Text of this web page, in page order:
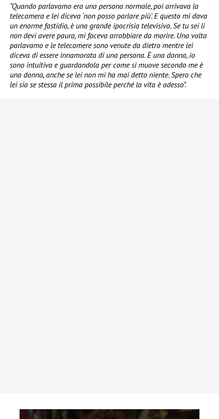
“Quando parlavamo era una persona normale, poi arrivava la
telecamera e lei diceva ‘non posso parlare più’. E questo mi dava
un enorme fastidio, è una grande ipocrisia televisiva. Se tu sei lì
non devi avere paura, mi faceva arrabbiare da morire. Una volta
parlavamo e le telecamere sono venute da dietro mentre lei
diceva di essere innamorata di una persona. È una donna, io
sono intuitiva e guardandola per come si muove secondo me è
una donna, anche se lei non mi ha mai detto niente. Spero che
lei sia se stessa il prima possibile perché la vita è adesso”.